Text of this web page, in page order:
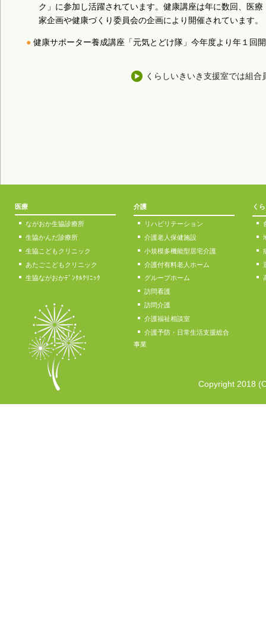
ク」に参加し活躍されています。健康講座は年に数回、医
家企画や健康づくり委員会の企画により開催されています。
健康サポーター養成講座「元気とどけ隊」今年度より年１回
くらしいきいき支援室では組
医療
ながおか生協診療所
生協かんだ診療所
生協こどもクリニック
あたごこどもクリニック
生協ながおかﾃﾞﾝﾀﾙｸﾘﾆｯｸ
介護
リハビリテーション
介護老人保健施設
小規模多機能型居宅介護
介護付有料老人ホーム
グループホーム
訪問看護
訪問介護
介護福祉相談室
介護予防・日常生活支援総合
事業
く
Copyright 2018